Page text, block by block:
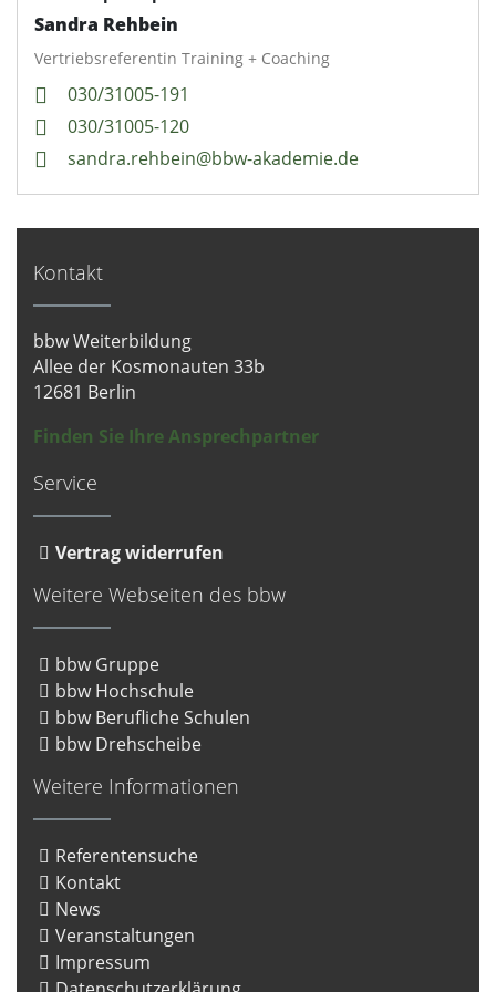
gesammelt haben. Sie geben Einwilligung zu unseren
Datenschutzerklärung
Impressum
Sandra Rehbein
Vertriebsreferentin Training + Coaching
030/31005-191
030/31005-120
sandra.rehbein@bbw-akademie.de
Kontakt
bbw Weiterbildung
Allee der Kosmonauten 33b
12681 Berlin
Finden Sie Ihre Ansprechpartner
Service
Vertrag widerrufen
Weitere Webseiten des bbw
bbw Gruppe
bbw Hochschule
bbw Berufliche Schulen
bbw Drehscheibe
Weitere Informationen
Referentensuche
Kontakt
News
Veranstaltungen
Impressum